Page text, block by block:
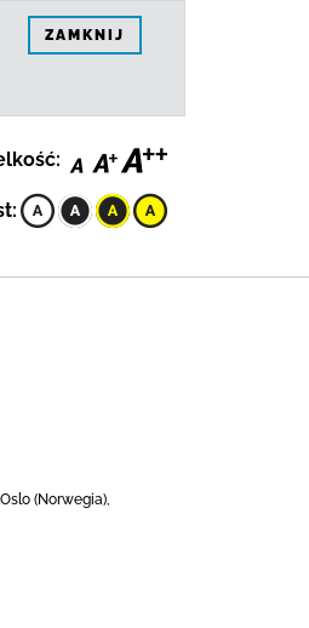
ZAMKNIJ
(Norwegia),